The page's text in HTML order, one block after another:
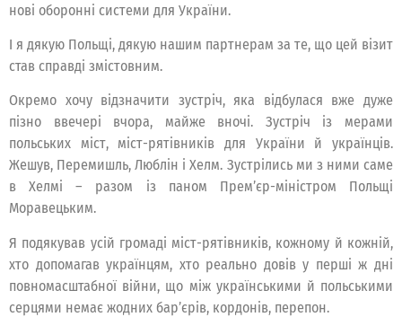
нові оборонні системи для України.
І я дякую Польщі, дякую нашим партнерам за те, що цей візит
став справді змістовним.
Окремо хочу відзначити зустріч, яка відбулася вже дуже
пізно ввечері вчора, майже вночі. Зустріч із мерами
польських міст, міст-рятівників для України й українців.
Жешув, Перемишль, Люблін і Хелм. Зустрілись ми з ними саме
в Хелмі – разом із паном Премʼєр-міністром Польщі
Моравецьким.
Я подякував усій громаді міст-рятівників, кожному й кожній,
хто допомагав українцям, хто реально довів у перші ж дні
повномасштабної війни, що між українськими й польськими
серцями немає жодних барʼєрів, кордонів, перепон.